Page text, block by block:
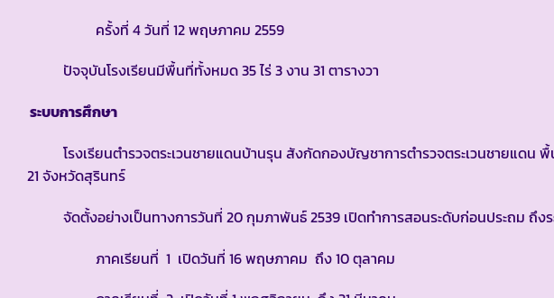
ครั้งที่ 4 วันที่ 12 พฤษภาคม 2559
ปัจจุบันโรงเรียนมีพื้นที่ทั้งหมด 35 ไร่ 3 งาน 31 ตารางวา
ระบบการศึกษา
โรงเรียนตำรวจตระเวนชายแดนบ้านรุน สังกัดกองบัญชาการตำรวจตระเวนชายแดน
21 จังหวัดสุรินทร์
จัดตั้งอย่างเป็นทางการวันที่ 20 กุมภาพันธ์ 2539 เปิดทำการสอนระดับก่อนประถม ถึง
ภาคเรียนที่ 1 เปิดวันที่ 16 พฤษภาคม ถึง 10 ตุลาคม